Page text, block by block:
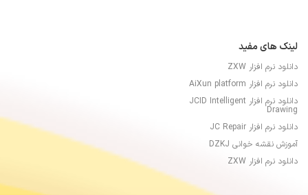
لینک های مفید
دانلود نرم افزار ZXW
دانلود نرم افزار AiXun platform
دانلود نرم افزار JCID Intelligent
Drawing
دانلود نرم افزار JC Repair
آموزش نقشه خوانی DZKJ
دانلود نرم افزار ZXW